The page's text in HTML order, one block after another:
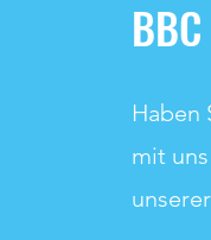
Haben
mit